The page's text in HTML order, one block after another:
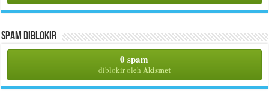
Spam Diblokir
0 spam
diblokir oleh Akismet